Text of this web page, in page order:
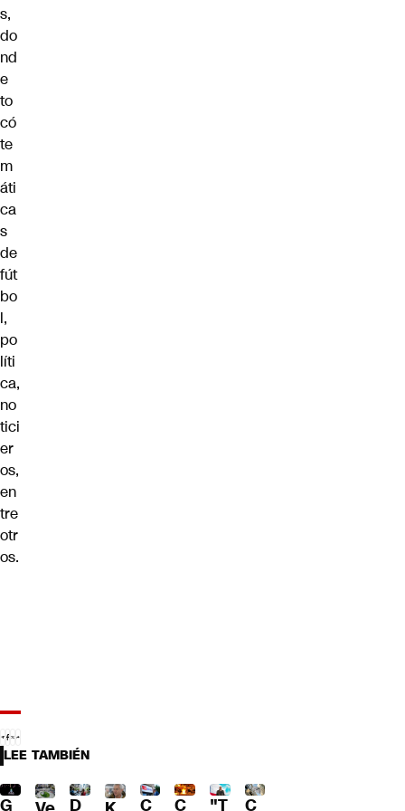
s,
do
nd
e
to
có
te
m
áti
ca
s
de
fút
bo
l,
po
líti
ca,
no
tici
er
os,
en
tre
otr
os.
LEE TAMBIÉN
G
D
C
C
"T
C